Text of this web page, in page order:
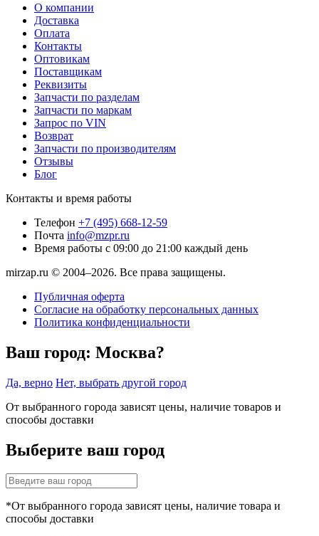
О компании
Доставка
Оплата
Контакты
Оптовикам
Поставщикам
Реквизиты
Запчасти по разделам
Запчасти по маркам
Запрос по VIN
Возврат
Запчасти по производителям
Отзывы
Блог
Контакты и время работы
Телефон +7 (495) 668-12-59
Почта info@mzpr.ru
Время работы с 09:00 до 21:00 каждый день
mirzap.ru © 2004–2026. Все права защищены.
Публичная оферта
Согласие на обработку персональных данных
Политика конфиденциальности
Ваш город: Москва?
Да, верно Нет, выбрать другой город
От выбранного города зависят цены, наличие товаров и
способы доставки
Выберите ваш город
*От выбранного города зависят цены, наличие товара и
способы доставки